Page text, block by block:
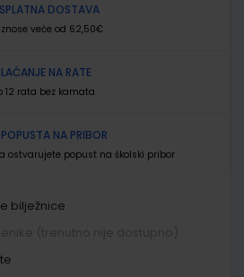
DOSTAVA
veće od 62,50€
NA RATE
12 rata bez kamata
NA PRIBOR
ostvarujete popust na školski pribor
bilježnice